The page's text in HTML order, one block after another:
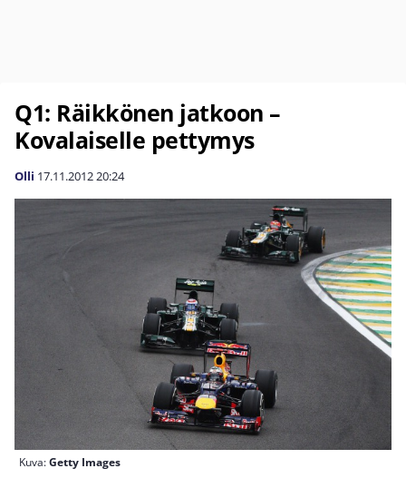
Q1: Räikkönen jatkoon –
Kovalaiselle pettymys
Olli 17.11.201220:24
Kuva:Getty Images